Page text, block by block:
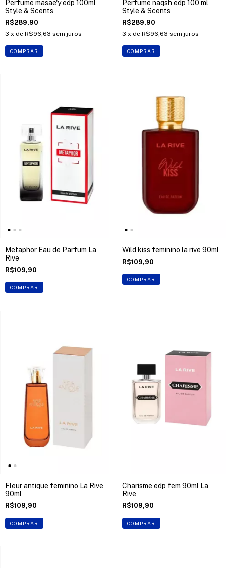
Perfume masae'y edp 100ml
Style & Scents
R$289,90
3 x de R$96,63 sem juros
COMPRAR
Perfume naqsh edp 100 ml
Style & Scents
R$289,90
3 x de R$96,63 sem juros
COMPRAR
Metaphor Eau de Parfum La
Rive
R$109,90
COMPRAR
Wild kiss feminino la rive 90ml
R$109,90
COMPRAR
Fleur antique feminino La Rive
90ml
R$109,90
COMPRAR
Charisme edp fem 90ml La
Rive
R$109,90
COMPRAR